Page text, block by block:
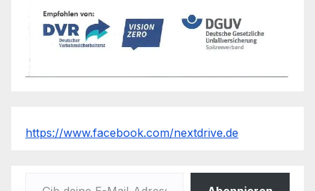
https://www.facebook.com/nextdrive.de